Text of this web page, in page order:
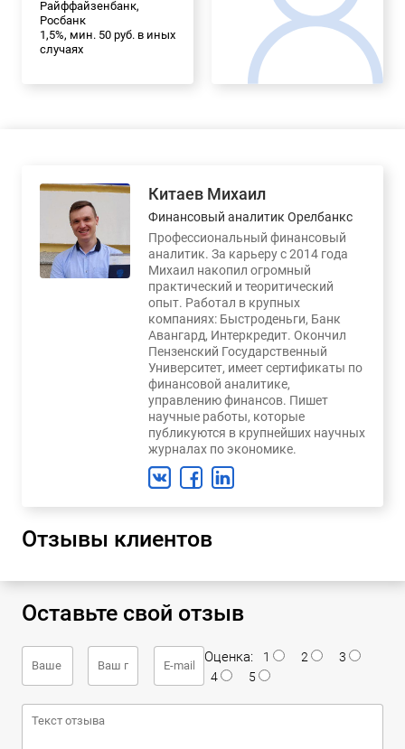
Райффайзенбанк,
Росбанк
1,5%, мин. 50 руб. в иных
случаях
Китаев Михаил
Финансовый аналитик Орелбанкс
Профессиональный финансовый
аналитик. За карьеру с 2014 года
Михаил накопил огромный
практический и теоритический
опыт. Работал в крупных
компаниях: Быстроденьги, Банк
Авангард, Интеркредит. Окончил
Пензенский Государственный
Университет, имеет сертификаты по
финансовой аналитике,
управлению финансов. Пишет
научные работы, которые
публикуются в крупнейших научных
журналах по экономике.
Отзывы клиентов
Оставьте свой отзыв
Оценка: 1 2
3
4
5